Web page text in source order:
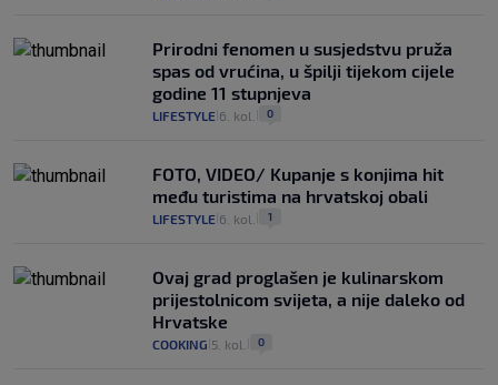
Prirodni fenomen u susjedstvu pruža
spas od vrućina, u špilji tijekom cijele
godine 11 stupnjeva
LIFESTYLE 6. kol. 0
FOTO, VIDEO/ Kupanje s konjima hit
među turistima na hrvatskoj obali
LIFESTYLE 6. kol. 1
Ovaj grad proglašen je kulinarskom
prijestolnicom svijeta, a nije daleko od
Hrvatske
COOKING 5. kol. 0